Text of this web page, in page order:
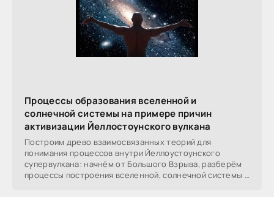
Процессы образования вселенной и
солнечной системы на примере причин
активизации Йеллостоунского вулкана
Построим древо взаимосвязанных теорий для
понимания процессов внутри Йеллоустоунского
супервулкана: начнём от Большого Взрыва, разберём
процессы построения вселенной, солнечной системы в